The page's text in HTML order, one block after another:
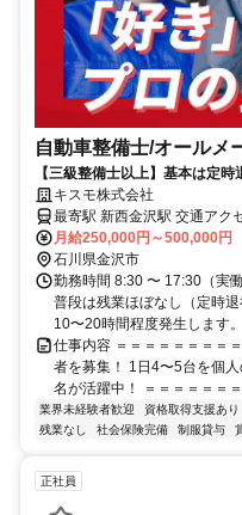
自動車整備士/オールメ
【三級整備士以上】基本は定
ける◎キスモ株式会社
最寄駅 新西金沢駅 交通アクセス 北陸鉄道石川線「新西金沢駅」より
徒歩13分 北陸鉄道石川線「押野駅」より徒歩20分 ✓車通勤OK＆バ
イク通勤OK
月給250,000円～500,000円
石川県金沢市
勤務時間 8:30 〜 17:30（実
普段は残業ほぼなし（定時
10〜20時間程度発生します。
仕事内容 ＝＝＝＝＝＝＝＝
者を募集！ 1日4〜5台を個
名が活躍中！ ＝＝＝＝＝＝
業界未経験者歓迎 資格取得支援あり
残業なし
社会保険完備 制服貸与
正社員